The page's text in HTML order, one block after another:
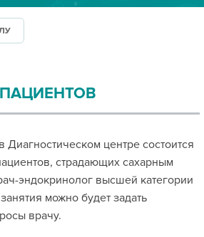
Диагностическом центре состоится
страдающих сахарным
эндокринолог высшей категории
можно будет задать
врачу.